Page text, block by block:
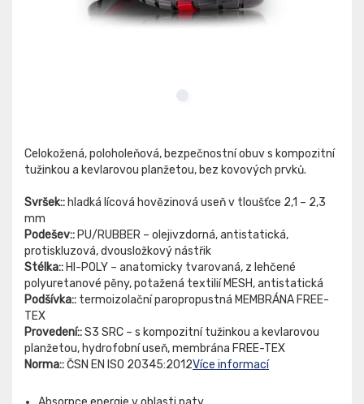
Celokožená, poloholeňová, bezpečnostní obuv s kompozitní
tužinkou a kevlarovou planžetou, bez kovových prvků.
Svršek:: hladká lícová hovězinová useň v tloušťce 2,1 – 2,3
mm
Podešev:: PU/RUBBER – olejivzdorná, antistatická,
protiskluzová, dvousložkový nástřik
Stélka:: HI-POLY – anatomicky tvarovaná, z lehčené
polyuretanové pěny, potažená textilií MESH, antistatická
Podšívka:: termoizolační paropropustná MEMBRÁNA FREE-
TEX
Provedení::S3 SRC – s kompozitní tužinkou a kevlarovou
planžetou, hydrofobní useň, membrána FREE-TEX
Norma::ČSN EN ISO 20345:2012Více informací